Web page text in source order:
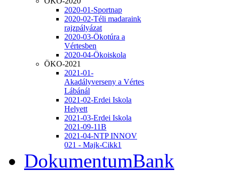
2020-01-Sportnap
2020-02-Téli madaraink
rajzpályázat
2020-03-Ökotúra a
Vértesben
2020-04-Ökoiskola
ÖKO-2021
2021-01-
Akadályverseny a Vértes
Lábánál
2021-02-Erdei Iskola
Helyett
2021-03-Erdei Iskola
2021-09-11B
2021-04-NTP INNOV
021 - Majk-Cikk1
DokumentumBank